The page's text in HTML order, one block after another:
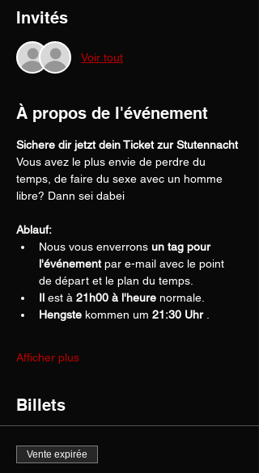
Invités
Voir tout
À propos de l'événement
Sichere dir jetzt dein Ticket zur Stutennacht
Vous avez le plus envie de perdre du
temps, de faire du sexe avec un homme
libre? Dann sei dabei
Ablauf:
Nous vous enverrons un tag pour
l'événement par e-mail avec le point
de départ et le plan du temps.
Il est à 21h00 à l'heure normale.
Hengste kommen um 21:30 Uhr .
Afficher plus
Billets
Vente expirée